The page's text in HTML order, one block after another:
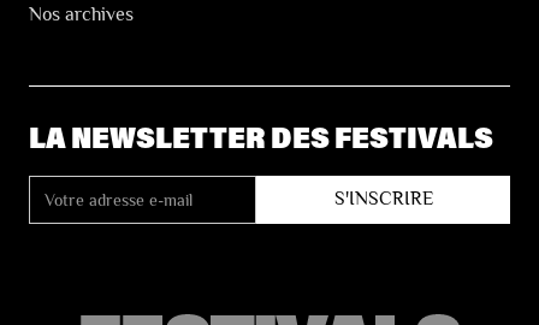
Nos archives
LA NEWSLETTER DES FESTIVALS